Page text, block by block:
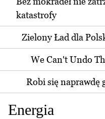
katastrofy
Zielony Ład dla
We Can't Undo
Robi się naprawdę
Energia